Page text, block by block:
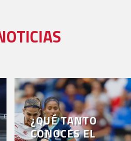
¿QUÉ TANTO
CONOCES EL